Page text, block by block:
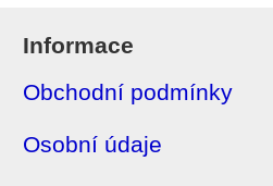
Informace
Obchodní podmínky
Osobní údaje